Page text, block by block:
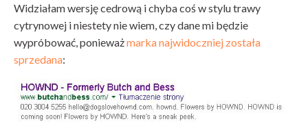
Widziałam wersję cedrową i chyba coś w stylu trawy
cytrynowej i niestety nie wiem, czy dane mi będzie
wypróbować, ponieważmarka najwidoczniej została
sprzedana: